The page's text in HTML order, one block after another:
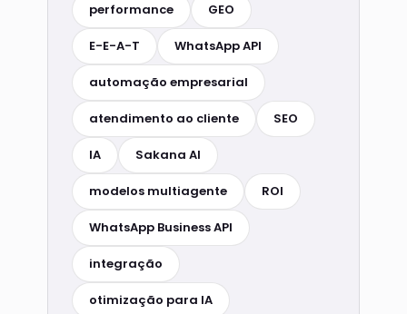
performance GEO
E-E-A-T WhatsApp API
automação empresarial
atendimento ao cliente SEO
IA Sakana AI
modelos multiagente ROI
WhatsApp Business API
integração
otimização para IA